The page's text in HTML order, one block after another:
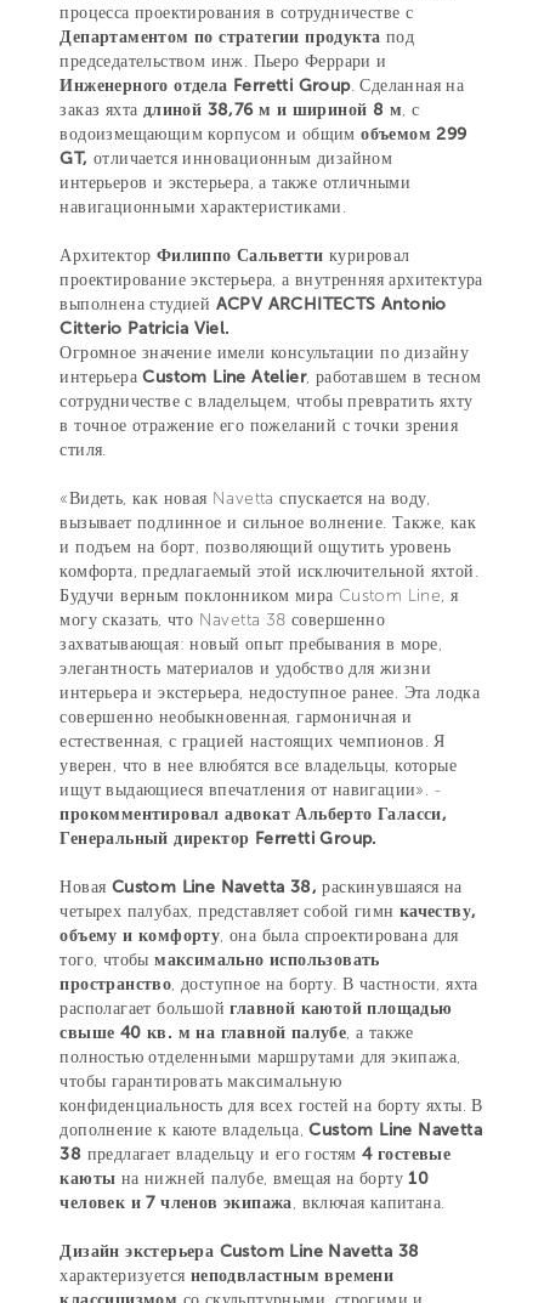
процесса проектирования в сотрудничестве с
Департаментом по стратегии продукта под
председательством инж. Пьеро Феррари и
Инженерного отдела Ferretti Group. Сделанная на
заказ яхта длиной 38,76 м и шириной 8 м, с
водоизмещающим корпусом и общимобъемом 299
GT, отличается инновационным дизайном
интерьеров и экстерьера, а также отличными
навигационными характеристиками.
Архитектор Филиппо Сальветти курировал
проектирование экстерьера, а внутренняя архитектура
выполнена студией ACPV ARCHITECTS Antonio
Citterio Patricia Viel.
Огромное значение имели консультации по дизайну
интерьераCustom Line Atelier, работавшем в тесном
сотрудничестве с владельцем, чтобы превратить яхту
в точное отражение его пожеланий с точки зрения
стиля.
«Видеть, как новая Navetta спускается на воду,
вызывает подлинное и сильное волнение. Также, как
и подъем на борт, позволяющий ощутить уровень
комфорта, предлагаемый этой исключительной яхтой.
Будучи верным поклонником мира Custom Line, я
могу сказать, что Navetta 38 совершенно
захватывающая: новый опыт пребывания в море,
элегантность материалов и удобство для жизни
интерьера и экстерьера, недоступное ранее. Эта лодка
совершенно необыкновенная, гармоничная и
естественная, с грацией настоящих чемпионов. Я
уверен, что в нее влюбятся все владельцы, которые
ищут выдающиеся впечатления от навигации». -
прокомментировал адвокат Альберто Галасси,
Генеральный директор Ferretti Group.
Новая Custom Line Navetta 38, раскинувшаяся на
четырех палубах, представляет собой гимн качеству,
объему и комфорту, она была спроектирована для
того, чтобымаксимально использовать
пространство, доступное на борту. В частности, яхта
располагает большойглавной каютой площадью
свыше 40 кв. м на главной палубе, а также
полностью отделенными маршрутами для экипажа,
чтобы гарантировать максимальную
конфиденциальность для всех гостей на борту яхты. В
дополнение к каюте владельца,Custom Line Navetta
38 предлагает владельцу и его гостям 4 гостевые
каюты на нижней палубе, вмещая на борту10
человек и 7 членов экипажа, включая капитана.
Дизайн экстерьера Custom Line Navetta 38
характеризуется неподвластным времени